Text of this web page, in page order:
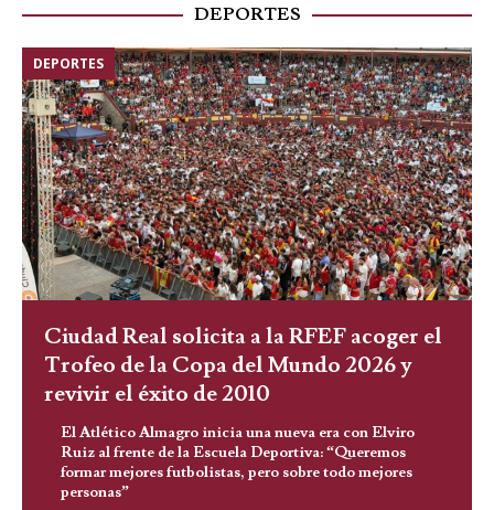
DEPORTES
DEPORTES
Ciudad Real solicita a la RFEF acoger el
Trofeo de la Copa del Mundo 2026 y
revivir el éxito de 2010
El Atlético Almagro inicia una nueva era con Elviro
Ruiz al frente de la Escuela Deportiva: “Queremos
formar mejores futbolistas, pero sobre todo mejores
personas”